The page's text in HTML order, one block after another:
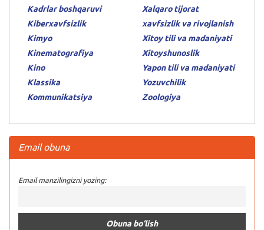
Kadrlar boshqaruvi
Kiberxavfsizlik
Kimyo
Kinematografiya
Kino
Klassika
Kommunikatsiya
Xalqaro tijorat
xavfsizlik va rivojlanish
Xitoy tili va madaniyati
Xitoyshunoslik
Yapon tili va madaniyati
Yozuvchilik
Zoologiya
Email obuna
Email manzilingizni yozing: